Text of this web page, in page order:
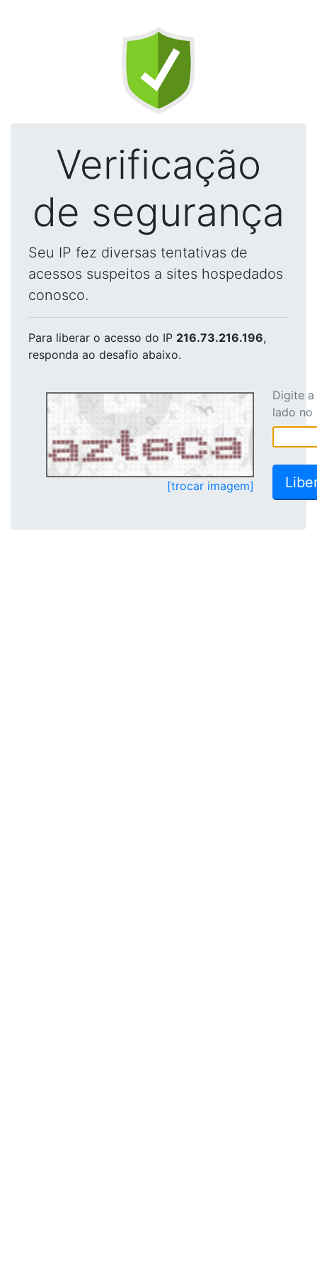
Verificação
de segurança
Seu IP fez diversas tentativas de
acessos suspeitos a sites hospedados
conosco.
Para liberar o acesso do IP 216.73.216.196,
responda ao desafio abaixo.
[trocar imagem]
Digite
lado no